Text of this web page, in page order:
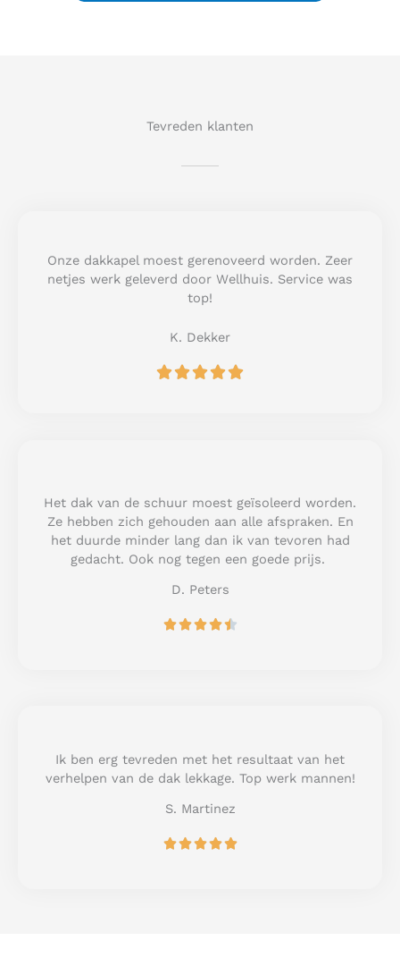
Tevreden klanten
Onze dakkapel moest gerenoveerd worden. Zeer
netjes werk geleverd door Wellhuis. Service was
top!
K. Dekker
R
u
t
o
f
Het dak van de schuur moest geïsoleerd worden.
Ze hebben zich gehouden aan alle afspraken. En
het duurde minder lang dan ik van tevoren had
gedacht. Ook nog tegen een goede prijs.
D. Peters

f
Ik ben erg tevreden met het resultaat van het
verhelpen van de dak lekkage. Top werk mannen!
S. Martinez
R